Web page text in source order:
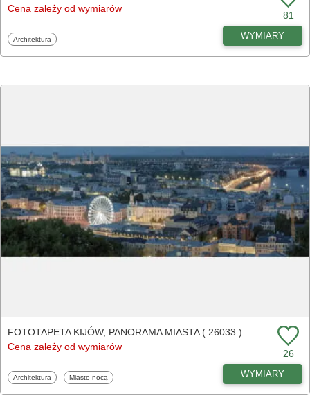
Cena zależy od wymiarów
81
Fototapety
Architektura WYMIARY
FOTOTAPETA KIJÓW, PANORAMA MIASTA ( 26033 )
Cena zależy od wymiarów
26
Fototapety
Architektura Fototapety
Miasto nocą WYMIARY